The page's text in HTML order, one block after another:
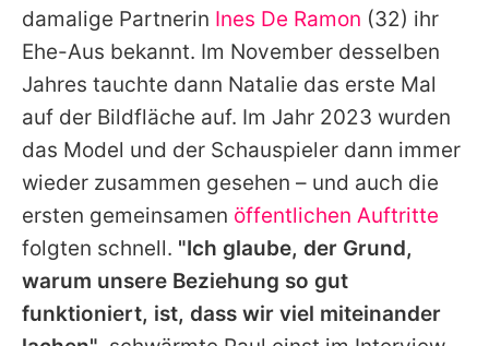
damalige Partnerin Ines De Ramon (32) ihr
Ehe-Aus bekannt. Im November desselben
Jahres tauchte dann Natalie das erste Mal
auf der Bildfläche auf. Im Jahr 2023 wurden
das Model und der Schauspieler dann immer
wieder zusammen gesehen – und auch die
ersten gemeinsamen öffentlichen Auftritte
folgten schnell. "Ich glaube, der Grund,
warum unsere Beziehung so gut
funktioniert, ist, dass wir viel miteinander